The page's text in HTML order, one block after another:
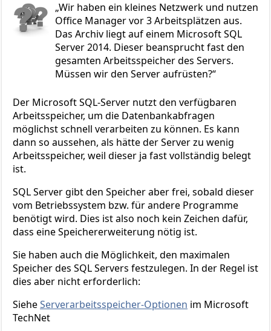
Wir haben ein kleines Netzwerk und nutzen
Office Manager vor 3 Arbeitsplätzen aus.
Das Archiv liegt auf einem Microsoft SQL
Server 2014. Dieser beansprucht fast den
gesamten Arbeitsspeicher des Servers.
Müssen wir den Server aufrüsten?
Der Microsoft SQL-Server nutzt den verfügbaren
Arbeitsspeicher, um die Datenbankabfragen
möglichst schnell verarbeiten zu können. Es kann
dann so aussehen, als hätte der Server zu wenig
Arbeitsspeicher, weil dieser ja fast vollständig belegt
ist.
SQL Server gibt den Speicher aber frei, sobald dieser
vom Betriebssystem bzw. für andere Programme
benötigt wird. Dies ist also noch kein Zeichen dafür,
dass eine Speichererweiterung nötig ist.
Sie haben auch die Möglichkeit, den maximalen
Speicher des SQL Servers festzulegen. In der Regel ist
dies aber nicht erforderlich:
SieheServerarbeitsspeicher-Optionen im Microsoft
TechNet